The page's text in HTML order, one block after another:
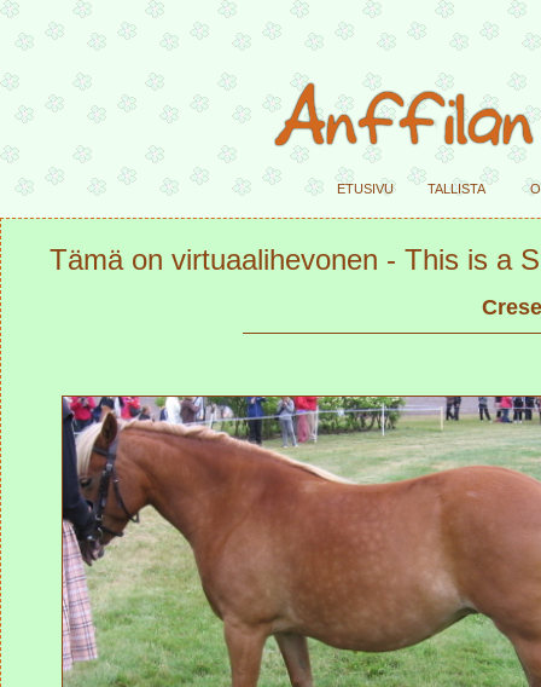
etusivu tallista
Tämä on virtuaalihevonen - This is a